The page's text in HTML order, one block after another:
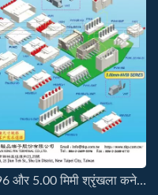
3.96 और 5.00 मिमी श्रृंखला कनेक्टर्स